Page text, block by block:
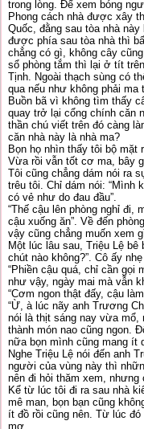
trong lòng. Để xem bóng
Phong cách nhà được xây
Quốc, đằng sau tòa nhà
được phía sau tòa nhà thì
chẳng có gì, không cây
sổ phòng tắm thì lại ở tít
Tịnh. Ngoài thạch sùng có
qua nếu như không phải
Buồn bã vì không tìm thấy
quay trở lại cổng chính căn
thần chú viết trên đó càng
căn nhà này là nhà ma?
Bọn họ nhìn thấy tôi bộ mặt
Vừa rồi vẫn tốt cơ ma, bây
Tôi cũng chẳng dám nói ra
trêu tôi. Chỉ dám nói: “Mình
có vẻ như do đau đầu”.
“Thế cậu lên phòng nghỉ đi,
cậu xuống ăn”. Về đến
vậy cũng chẳng muốn xem
Một lúc lâu sau, Triệu Lệ
chút nào không?”. Cô ấy
“Phiền cậu quá, chỉ cần gọi
như vậy, ngày mai mà vẫn
“Cơm ngon thật đấy, cậu
“Ừ, à lúc nãy anh Trương
nói là thịt sáng nay vừa mổ,
thành món nao cũng ngon.
nữa bọn mình cũng mang ít
Nghe Triệu Lệ nói đến anh
người của vùng này thì
nên đi hỏi thăm xem, nhưng
Kể từ lúc tôi đi ra sau nhà
mê man, bọn bạn cũng
ít đồ rồi cũng nên. Từ lúc
mơ.